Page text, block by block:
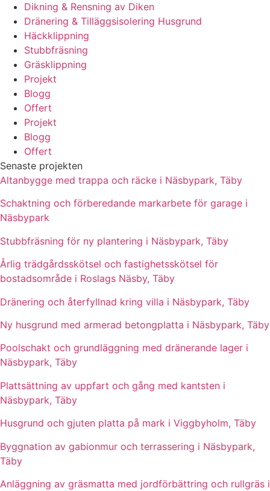
Dikning & Rensning av Diken
Dränering & Tilläggsisolering Husgrund
Häckklippning
Stubbfräsning
Gräsklippning
Projekt
Blogg
Offert
Projekt
Blogg
Offert
Senaste projekten
Altanbygge med trappa och räcke i Näsbypark, Täby
Schaktning och förberedande markarbete för garage i
Näsbypark
Stubbfräsning för ny plantering i Näsbypark, Täby
Årlig trädgårdsskötsel och fastighetsskötsel för
bostadsområde i Roslags Näsby, Täby
Dränering och återfyllnad kring villa i Näsbypark, Täby
Ny husgrund med armerad betongplatta i Näsbypark, Täby
Poolschakt och grundläggning med dränerande lager i
Näsbypark, Täby
Plattsättning av uppfart och gång med kantsten i
Näsbypark, Täby
Husgrund och gjuten platta på mark i Viggbyholm, Täby
Byggnation av gabionmur och terrassering i Näsbypark,
Täby
Anläggning av gräsmatta med jordförbättring och rullgräs i